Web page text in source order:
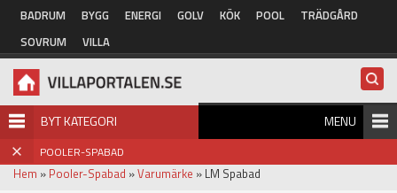
Hoppa till huvudinnehåll
BADRUM BYGG ENERGI GOLV KÖK POOL
TRÄDGÅRD
SOVRUM
VILLA
BYT KATEGORI MENU
POOLER-SPABAD
Hem » Pooler-Spabad »Varumärke » LM Spabad